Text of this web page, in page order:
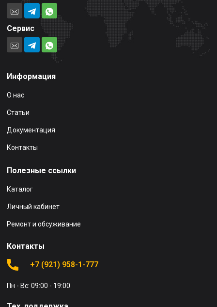
Сервис
Информация
О нас
Статьи
Документация
Контакты
Полезные ссылки
Каталог
Личный кабинет
Ремонт и обсуживание
Контакты
+7 (921) 958-1-777
Пн - Вс: 09:00 - 19:00